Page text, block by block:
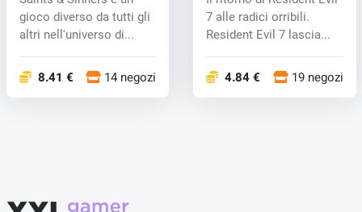
key
gioco diverso da tutti gli
altri nell'universo di...
8.41 € 14 negozi
7 alle radici orribili.
Resident Evil 7 lascia...
4.84 € 19 negozi